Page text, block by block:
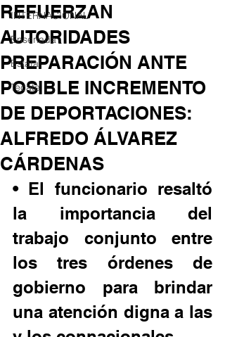
INTERNACIONAL
Ensenada
Estatal
Tecate
REFUERZAN
AUTORIDADES
PREPARACIÓN ANTE
POSIBLE INCREMENTO
DE DEPORTACIONES:
ALFREDO ÁLVAREZ
CÁRDENAS
• El funcionario resaltó
la importancia del
trabajo conjunto entre
los tres órdenes de
gobierno para brindar
una atención digna a las